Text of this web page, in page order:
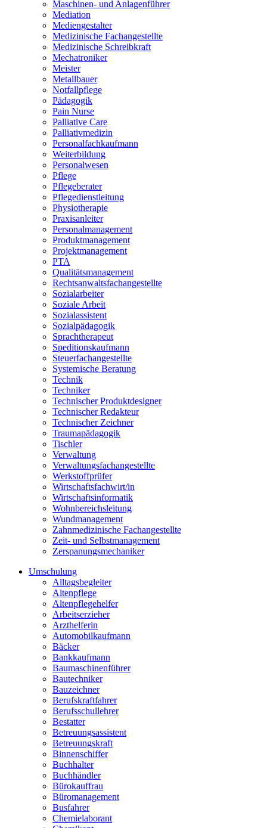
Maschinen- und Anlagenführer
Mediation
Mediengestalter
Medizinische Fachangestellte
Medizinische Schreibkraft
Mechatroniker
Meister
Metallbauer
Notfallpflege
Pädagogik
Pain Nurse
Palliative Care
Palliativmedizin
Personalfachkaufmann
Weiterbildung
Personalwesen
Pflege
Pflegeberater
Pflegedienstleitung
Physiotherapie
Praxisanleiter
Personalmanagement
Produktmanagement
Projektmanagement
PTA
Qualitätsmanagement
Rechtsanwaltsfachangestellte
Sozialarbeiter
Soziale Arbeit
Sozialassistent
Sozialpädagogik
Sprachtherapeut
Speditionskaufmann
Steuerfachangestellte
Systemische Beratung
Technik
Techniker
Technischer Produktdesigner
Technischer Redakteur
Technischer Zeichner
Traumapädagogik
Tischler
Verwaltung
Verwaltungsfachangestellte
Werkstoffprüfer
Wirtschaftsfachwirt/in
Wirtschaftsinformatik
Wohnbereichsleitung
Wundmanagement
Zahnmedizinische Fachangestellte
Zeit- und Selbstmanagement
Zerspanungsmechaniker
Umschulung
Alltagsbegleiter
Altenpflege
Altenpflegehelfer
Arbeitserzieher
Arzthelferin
Automobilkaufmann
Bäcker
Bankkaufmann
Baumaschinenführer
Bautechniker
Bauzeichner
Berufskraftfahrer
Berufsschullehrer
Bestatter
Betreuungsassistent
Betreuungskraft
Binnenschiffer
Buchhalter
Buchhändler
Bürokauffrau
Büromanagement
Busfahrer
Chemielaborant